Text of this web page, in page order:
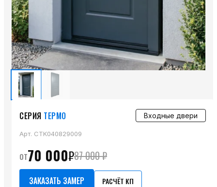
СЕРИЯ ТЕРМО Входные двери
Арт. CTK040829009
от70 000₽87 000₽
ЗАКАЗАТЬ ЗАМЕР РАСЧЁТ КП